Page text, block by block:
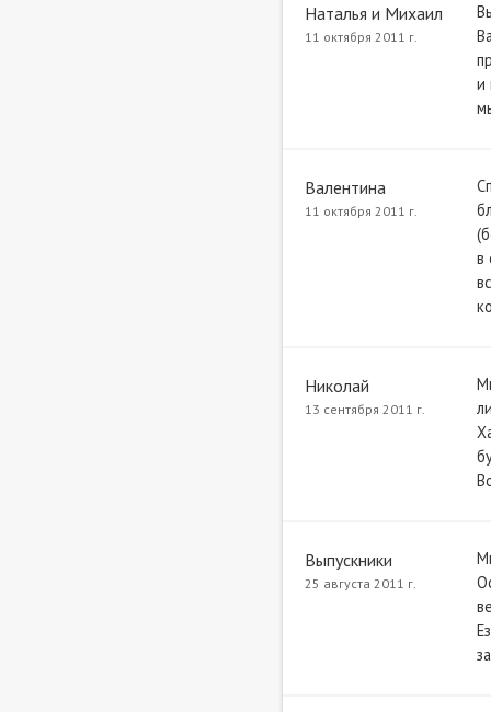
Наталья и Михаил
11 октября 2011 г.
и
Валентина
11 октября 2011 г.
в
Николай
13 сентября 2011 г.
Выпускники
25 августа 2011 г.